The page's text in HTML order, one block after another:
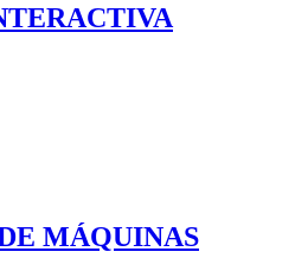
MÁQUINAS